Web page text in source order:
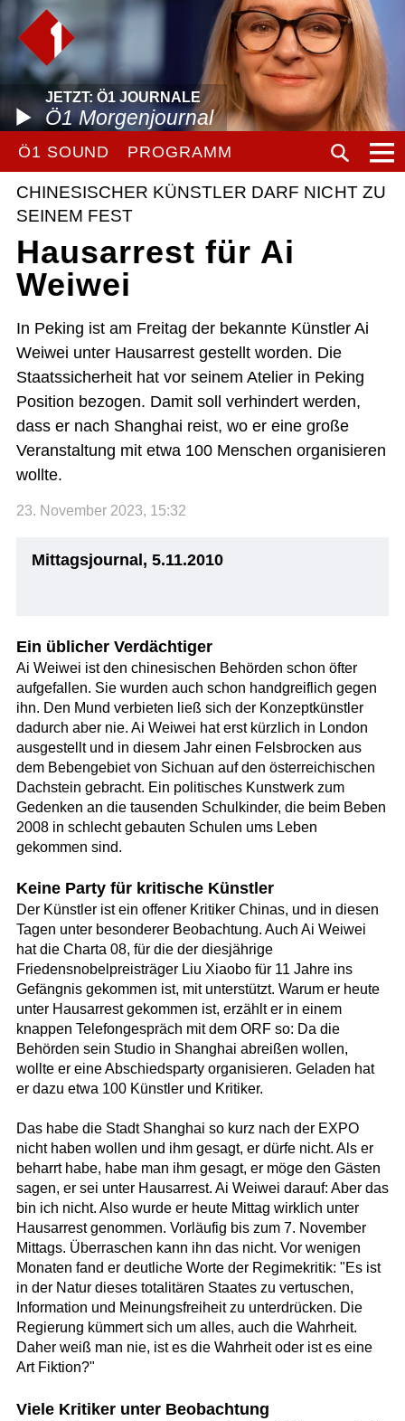
JETZT: Ö1 JOURNALE
Ö1 Morgenjournal
Ö1 SOUND PROGRAMM
CHINESISCHER KÜNSTLER DARF NICHT ZU
SEINEM FEST
Hausarrest für Ai
Weiwei
In Peking ist am Freitag der bekannte Künstler Ai
Weiwei unter Hausarrest gestellt worden. Die
Staatssicherheit hat vor seinem Atelier in Peking
Position bezogen. Damit soll verhindert werden,
dass er nach Shanghai reist, wo er eine große
Veranstaltung mit etwa 100 Menschen organisieren
wollte.
23. November 2023, 15:32
Mittagsjournal, 5.11.2010
Ein üblicher Verdächtiger
Ai Weiwei ist den chinesischen Behörden schon öfter
aufgefallen. Sie wurden auch schon handgreiflich gegen
ihn. Den Mund verbieten ließ sich der Konzeptkünstler
dadurch aber nie. Ai Weiwei hat erst kürzlich in London
ausgestellt und in diesem Jahr einen Felsbrocken aus
dem Bebengebiet von Sichuan auf den österreichischen
Dachstein gebracht. Ein politisches Kunstwerk zum
Gedenken an die tausenden Schulkinder, die beim Beben
2008 in schlecht gebauten Schulen ums Leben
gekommen sind.
Keine Party für kritische Künstler
Der Künstler ist ein offener Kritiker Chinas, und in diesen
Tagen unter besonderer Beobachtung. Auch Ai Weiwei
hat die Charta 08, für die der diesjährige
Friedensnobelpreisträger Liu Xiaobo für 11 Jahre ins
Gefängnis gekommen ist, mit unterstützt. Warum er heute
unter Hausarrest gekommen ist, erzählt er in einem
knappen Telefongespräch mit dem ORF so: Da die
Behörden sein Studio in Shanghai abreißen wollen,
wollte er eine Abschiedsparty organisieren. Geladen hat
er dazu etwa 100 Künstler und Kritiker.
Das habe die Stadt Shanghai so kurz nach der EXPO
nicht haben wollen und ihm gesagt, er dürfe nicht. Als er
beharrt habe, habe man ihm gesagt, er möge den Gästen
sagen, er sei unter Hausarrest. Ai Weiwei darauf: Aber das
bin ich nicht. Also wurde er heute Mittag wirklich unter
Hausarrest genommen. Vorläufig bis zum 7. November
Mittags. Überraschen kann ihn das nicht. Vor wenigen
Monaten fand er deutliche Worte der Regimekritik: "Es ist
in der Natur dieses totalitären Staates zu vertuschen,
Information und Meinungsfreiheit zu unterdrücken. Die
Regierung kümmert sich um alles, auch die Wahrheit.
Daher weiß man nie, ist es die Wahrheit oder ist es eine
Art Fiktion?"
Viele Kritiker unter Beobachtung